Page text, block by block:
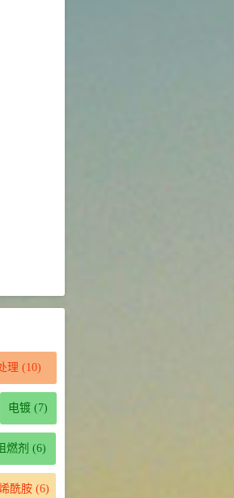
理 (10)
电镀 (7)
燃剂 (6)
酰胺(6)